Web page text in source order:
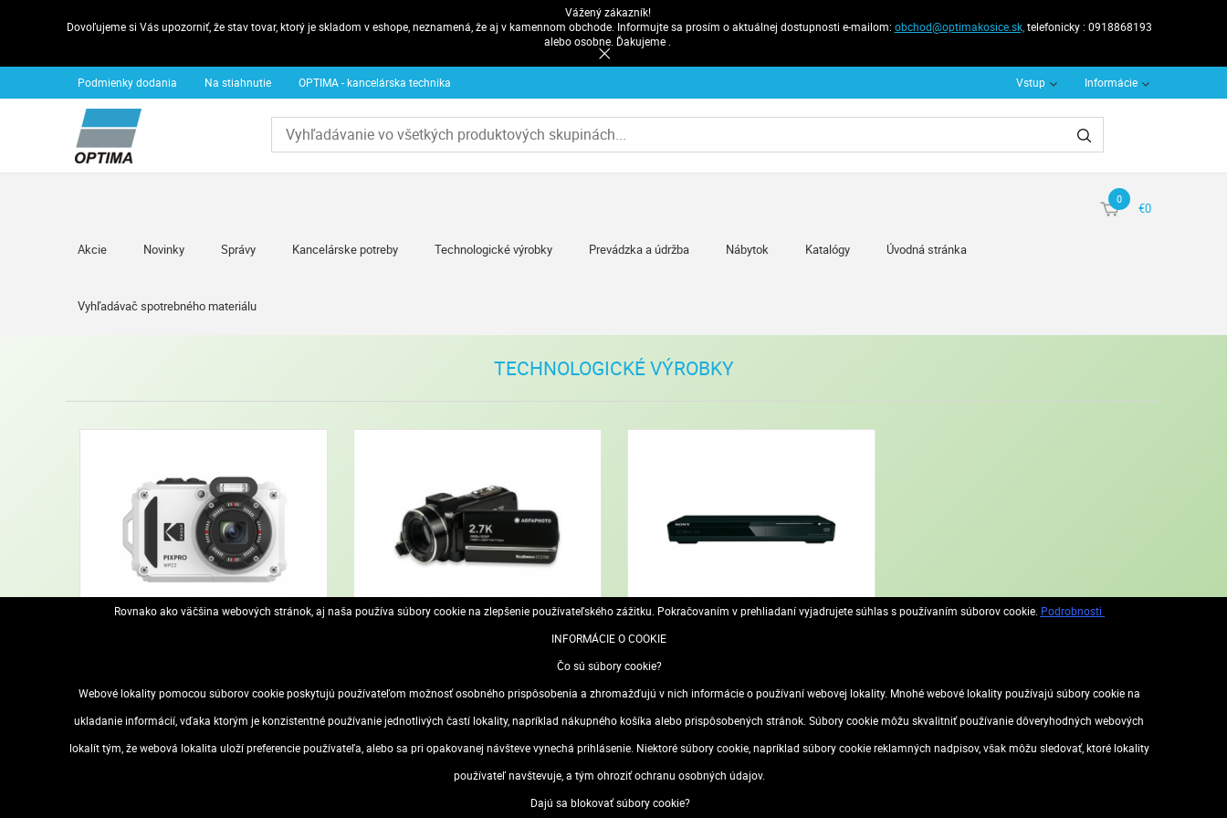
Vážený zákazník!
Dovoľujeme si Vás upozorniť, že stav tovar, ktorý je skladom v eshope, neznamená, že aj v kamennom obchode. Informujte sa prosím o aktuálnej dostupnosti e-mailom: obchod@optimakosice.sk, telefonicky : 0918868193
alebo osobne. Ďakujeme .
Podmienky dodania Na stiahnutie OPTIMA - kancelárska technika Vstup Informácie
0
€0
Akcie Novinky Správy Kancelárske potreby Technologické výrobky Prevádzka a údržba Nábytok Katalógy Úvodná stránka
Vyhľadávač spotrebného materiálu
TECHNOLOGICKÉ VÝROBKY
VOP Dostupnosť Zásady ochrany osobných údajov (GDPR) Odstúpenie od zmluvy
Rovnako ako väčšina webových stránok, aj naša používa súbory cookie na zlepšenie používateľského zážitku. Pokračovaním v prehliadaní vyjadrujete súhlas s používaním súborov cookie. Podrobnosti
INFORMÁCIE O COOKIE
Čo sú súbory cookie?
Webové lokality pomocou súborov cookie poskytujú používateľom možnosť osobného prispôsobenia a zhromažďujú v nich informácie o používaní webovej lokality. Mnohé webové lokality používajú súbory cookie na
ukladanie informácií, vďaka ktorým je konzistentné používanie jednotlivých častí lokality, napríklad nákupného košíka alebo prispôsobených stránok. Súbory cookie môžu skvalitniť používanie dôveryhodných webových
lokalít tým, že webová lokalita uloží preferencie používateľa, alebo sa pri opakovanej návšteve vynechá prihlásenie. Niektoré súbory cookie, napríklad súbory cookie reklamných nadpisov, však môžu sledovať, ktoré lokality
používateľ navštevuje, a tým ohroziť ochranu osobných údajov.
Dajú sa blokovať súbory cookie?